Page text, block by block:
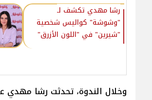
رشا مهدي تكشف لـ
"وشوشة" كواليس شخصية
"شيرين" في "اللون الأزرق"
وخلال الندوة، تحدثت رشا